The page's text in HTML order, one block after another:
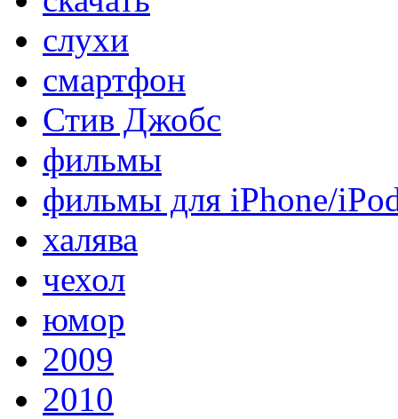
слухи
смартфон
Стив Джобс
фильмы
фильмы для iPhone/
халява
чехол
юмор
2009
2010